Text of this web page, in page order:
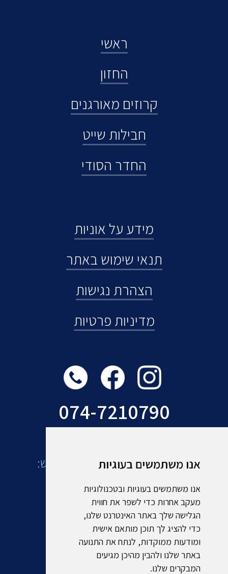
אנו משתמשים בעוגיות
אנו משתמשים בעוגיות ובטכנולוגיות
מעקב אחרות כדי לשפר את חווית
הגלישה שלך באתר האינטרנט שלנו,
כדי להציג לך תוכן מותאם אישית
ומודעות ממוקדות, לנתח את התנועה
באתר שלנו ולהבין מהיכן מגיעים
המבקרים שלנו.
ראשי
החזון
קרוזים מאורגנים
חבילות שייט
החדר הסודי
מידע על אוניות
תנאי שימוש באתר
הצהרת נגישות
מדיניות פרטיות
074-7210790
עוד מקבוצת אמסלם תיירות ונופש: